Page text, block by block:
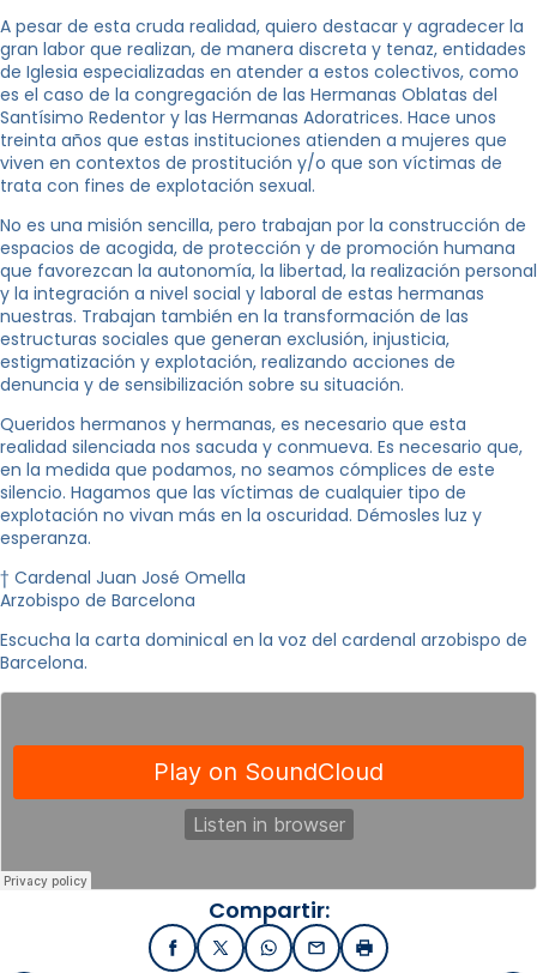
A pesar de esta cruda realidad, quiero destacar y agradecer la
gran labor que realizan, de manera discreta y tenaz, entidades
de Iglesia especializadas en atender a estos colectivos, como
es el caso de la congregación de las Hermanas Oblatas del
Santísimo Redentor y las Hermanas Adoratrices. Hace unos
treinta años que estas instituciones atienden a mujeres que
viven en contextos de prostitución y/o que son víctimas de
trata con fines de explotación sexual.
No es una misión sencilla, pero trabajan por la construcción de
espacios de acogida, de protección y de promoción humana
que favorezcan la autonomía, la libertad, la realización personal
y la integración a nivel social y laboral de estas hermanas
nuestras. Trabajan también en la transformación de las
estructuras sociales que generan exclusión, injusticia,
estigmatización y explotación, realizando acciones de
denuncia y de sensibilización sobre su situación.
Queridos hermanos y hermanas, es necesario que esta
realidad silenciada nos sacuda y conmueva. Es necesario que,
en la medida que podamos, no seamos cómplices de este
silencio. Hagamos que las víctimas de cualquier tipo de
explotación no vivan más en la oscuridad. Démosles luz y
esperanza.
† Cardenal Juan José Omella
Arzobispo de Barcelona
Escucha la carta dominical en la voz del cardenal arzobispo de
Barcelona.
Compartir:
FacebookX / TwitterWhatsApp
EmailImprimir